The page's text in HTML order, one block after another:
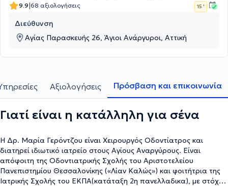
9.9|68 αξιολογήσεις 15 '
Διεύθυνση
Αγίας Παρασκευής 26, Άγιοι Ανάργυροι, Αττική
Αξιολογήσεις Πρόσβαση και επικοινωνία
Γιατί είναι η κατάλληλη για σένα
Η Δρ. Μαρία Γερόντζου είναι Χειρουργός Οδοντίατρος και
διατηρεί ιδιωτικό ιατρείο στους Αγίους Αναργύρους. Είναι
απόφοιτη της Οδοντιατρικής Σχολής του Αριστοτελείου
Πανεπιστημίου Θεσσαλονίκης («Λίαν Καλώς») και φοιτήτρια της
Ιατρικής Σχολής του ΕΚΠΑ(κατάταξη 2η πανελλαδικα), με στόχο